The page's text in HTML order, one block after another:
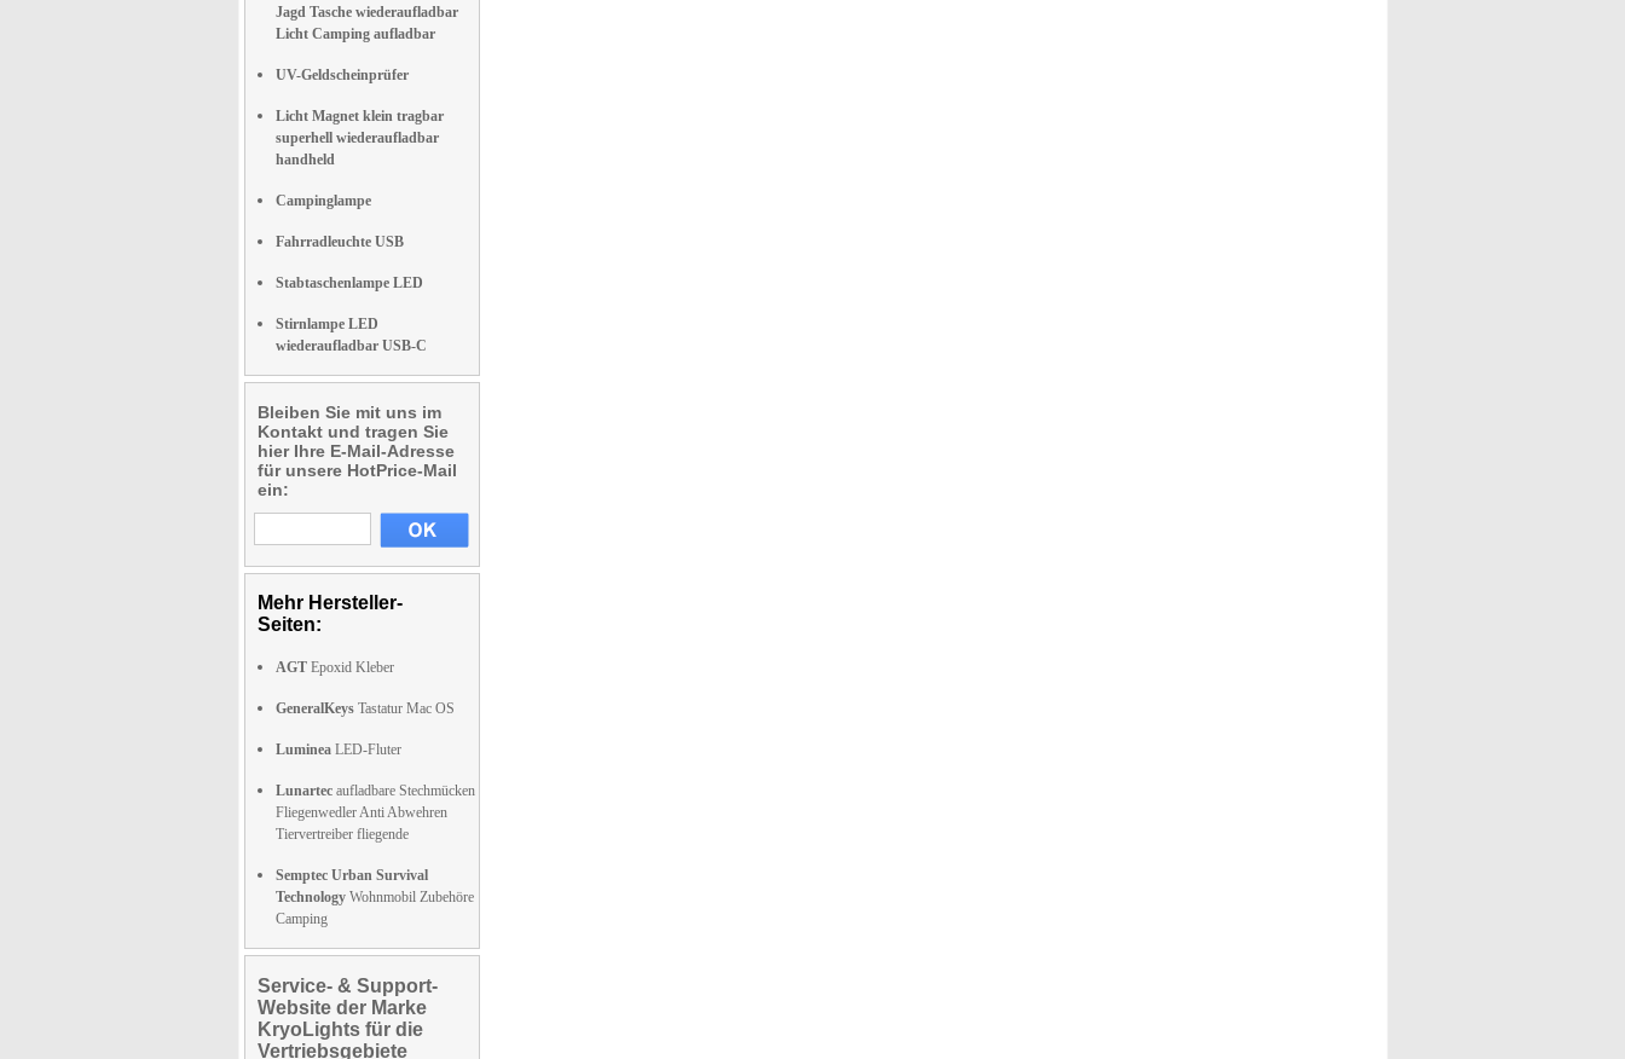
Jagd Tasche wiederaufladbar
Licht Camping aufladbar
UV-Geldscheinprüfer
Licht Magnet klein tragbar
superhell wiederaufladbar
handheld
Campinglampe
Fahrradleuchte USB
Stabtaschenlampe LED
Stirnlampe LED
wiederaufladbar USB-C
Bleiben Sie mit uns im
Kontakt und tragen Sie
hier Ihre E-Mail-Adresse
für unsere HotPrice-Mail
ein:
Mehr Hersteller-
Seiten:
AGT Epoxid Kleber
GeneralKeys Tastatur Mac OS
Luminea LED-Fluter
Lunartec aufladbare Stechmücken
Fliegenwedler Anti Abwehren
Tiervertreiber fliegende
Semptec Urban Survival
Technology Wohnmobil Zubehöre
Camping
Service- & Support-
Website der Marke
KryoLights für die
Vertriebsgebiete